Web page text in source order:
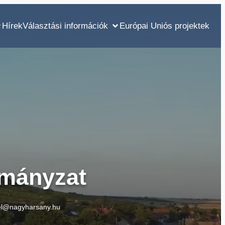
HírekVálasztási információk Európai Uniós projektek